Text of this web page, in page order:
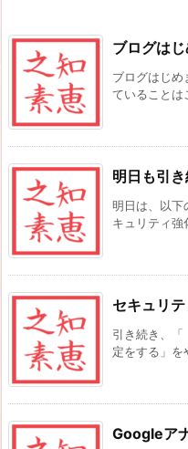
ブログはじ
ブログはじめ
ていることは
明日も引
明日は、以下
キュリティ強
セキュリ
引き続き、「
定をする」を
Googleア